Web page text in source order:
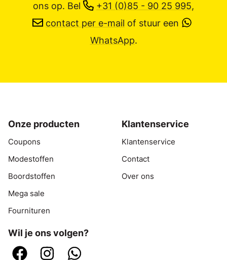
ons op. Bel +31 (0)85 - 90 25 995,
contact per e-mail of stuur een
WhatsApp.
Onze producten
Coupons
Modestoffen
Boordstoffen
Mega sale
Fournituren
Klantenservice
Klantenservice
Contact
Over ons
Wil je ons volgen?